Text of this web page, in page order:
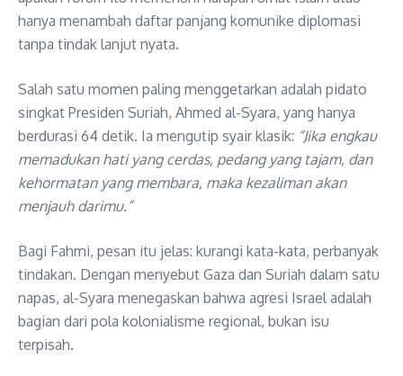
hanya menambah daftar panjang komunike diplomasi
tanpa tindak lanjut nyata.
Salah satu momen paling menggetarkan adalah pidato
singkat Presiden Suriah, Ahmed al-Syara, yang hanya
berdurasi 64 detik. Ia mengutip syair klasik: “Jika engkau
memadukan hati yang cerdas, pedang yang tajam, dan
kehormatan yang membara, maka kezaliman akan
menjauh darimu.”
Bagi Fahmi, pesan itu jelas: kurangi kata-kata, perbanyak
tindakan. Dengan menyebut Gaza dan Suriah dalam satu
napas, al-Syara menegaskan bahwa agresi Israel adalah
bagian dari pola kolonialisme regional, bukan isu
terpisah.